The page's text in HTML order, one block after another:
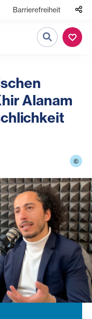
Barrierefreiheit
Suche
Alanam
©